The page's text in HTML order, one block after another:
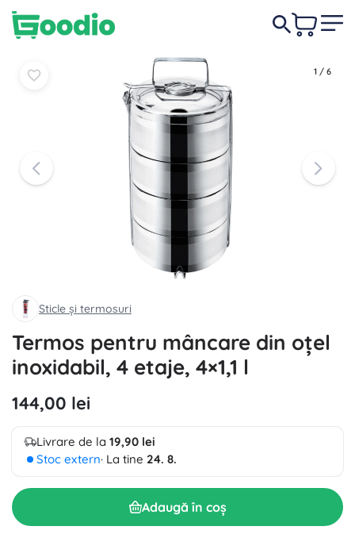
1 / 6
Sticle și termosuri
Termos pentru mâncare din oțel
inoxidabil, 4 etaje, 4×1,1 l
144,00 lei
Livrare de la 19,90 lei
Stoc extern· La tine 24. 8.
Adaugă în coș
144,00 lei În coșÎn coș